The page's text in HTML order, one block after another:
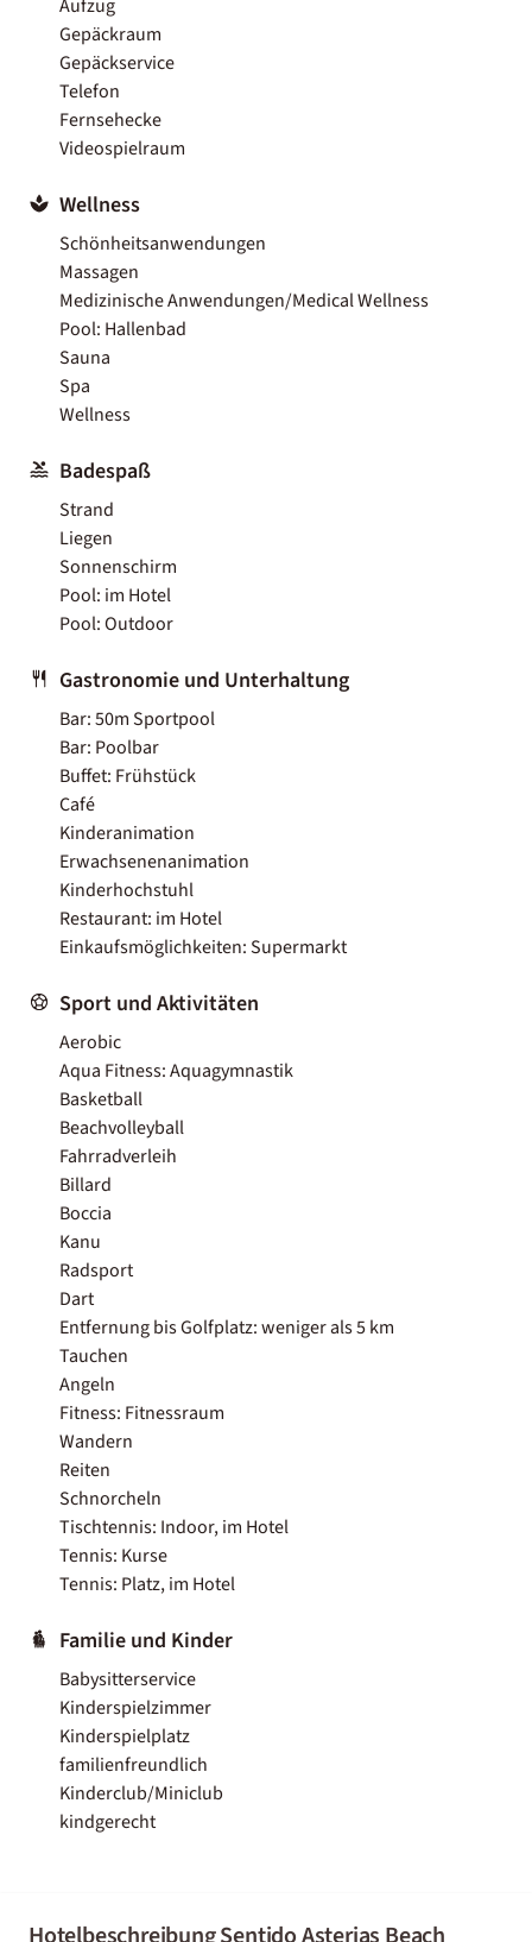
Aufzug
Gepäckraum
Gepäckservice
Telefon
Fernsehecke
Videospielraum
Wellness
Schönheitsanwendungen
Massagen
Medizinische Anwendungen/Medical Wellness
Pool: Hallenbad
Sauna
Spa
Wellness
Badespaß
Strand
Liegen
Sonnenschirm
Pool: im Hotel
Pool: Outdoor
Gastronomie und Unterhaltung
Bar: 50m Sportpool
Bar: Poolbar
Buffet: Frühstück
Café
Kinderanimation
Erwachsenenanimation
Kinderhochstuhl
Restaurant: im Hotel
Einkaufsmöglichkeiten: Supermarkt
Sport und Aktivitäten
Aerobic
Aqua Fitness: Aquagymnastik
Basketball
Beachvolleyball
Fahrradverleih
Billard
Boccia
Kanu
Radsport
Dart
Entfernung bis Golfplatz: weniger als 5 km
Tauchen
Angeln
Fitness: Fitnessraum
Wandern
Reiten
Schnorcheln
Tischtennis: Indoor, im Hotel
Tennis: Kurse
Tennis: Platz, im Hotel
Familie und Kinder
Babysitterservice
Kinderspielzimmer
Kinderspielplatz
familienfreundlich
Kinderclub/Miniclub
kindgerecht